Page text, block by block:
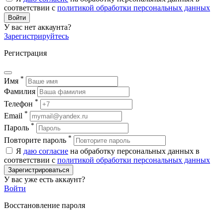
соответствии с политикой обработки персональных данных
Войти
У вас нет аккаунта?
Зарегистрируйтесь
Регистрация
Имя *
Фамилия
Телефон *
Email *
Пароль *
Повторите пароль *
Я даю согласие на обработку персональных данных в
соответствии с политикой обработки персональных данных
Зарегистрироваться
У вас уже есть аккаунт?
Войти
Восстановление пароля